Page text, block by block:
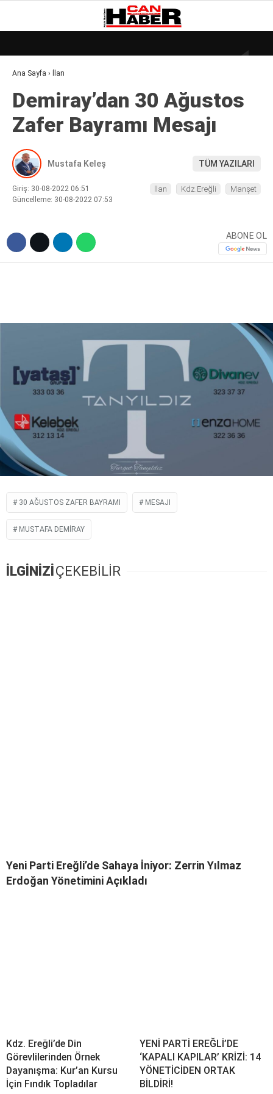
WhatsApp İhbar Hattı
Facebook
29.4°
GALERİ
DÜNYA
EKONOMI
GÜNDEM
KÜLÜR – SANAT
MAGAZIN
POLITIKA
Ana Sayfa › İlan
Demiray’dan 30 Ağustos
Zafer Bayramı Mesajı
Mustafa Keleş TÜM YAZILARI
Giriş: 30-08-2022 06:51
Güncelleme: 30-08-2022 07:53
İlan Kdz.Ereğli Manşet
ABONE OL
30 AĞUSTOS ZAFER BAYRAMI MESAJI
MUSTAFA DEMIRAY
İLGİNİZİÇEKEBİLİR
Yeni Parti Ereğli’de Sahaya İniyor: Zerrin Yılmaz
Erdoğan Yönetimini Açıkladı
Kdz. Ereğli’de Din
Görevlilerinden Örnek
Dayanışma: Kur’an Kursu
İçin Fındık Topladılar
YENİ PARTİ EREĞLİ’DE
‘KAPALI KAPILAR’ KRİZİ: 14
YÖNETİCİDEN ORTAK
BİLDİRİ!